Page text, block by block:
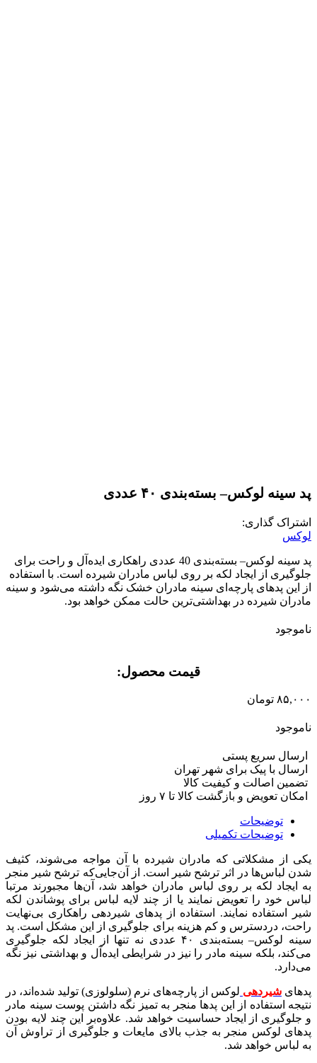
پد سینه لوکس– بسته‌بندی ۴۰ عددی
اشتراک گذاری:
لوکس
پد سینه لوکس– بسته‌بندی 40 عددی راهکاری ایده‌آل و راحت برای
جلوگیری از ایجاد لکه بر روی لباس مادران شیرده است. با استفاده
از این پدهای پارچه‌ای سینه مادران خشک نگه داشته می‌شود و سینه
مادران شیرده در بهداشتی‌ترین حالت ممکن خواهد بود.
ناموجود
قیمت محصول:​
۸۵,۰۰۰ تومان
ناموجود
ارسال سریع پستی
ارسال با پیک برای شهر تهران
تضمین اصالت و کیفیت کالا
امکان تعویض و بازگشت کالا تا ۷ روز
توضیحات
توضیحات تکمیلی
یکی از مشکلاتی که مادران شیرده با آن مواجه می‌شوند، کثیف
شدن لباس‌ها در اثر ترشح شیر است. از آن‌جایی‌که ترشح شیر منجر
به ایجاد لکه بر روی لباس مادران خواهد شد، آن‌ها مجبورند مرتبا
لباس خود را تعویض نمایند یا از چند لایه لباس برای پوشاندن لکه
شیر استفاده نمایند. استفاده از پدهای شیردهی راهکاری بی‌نهایت
راحت، دردسترس و کم هزینه برای جلوگیری از این مشکل است. پد
سینه لوکس– بسته‌بندی ۴۰ عددی نه تنها از ایجاد لکه جلوگیری
می‌کند، بلکه سینه مادر را نیز در شرایطی ایده‌آل و بهداشتی نیز نگه‌
می‌دارد.
پدهای شیردهی لوکس از پارچه‌های نرم (سلولوزی) تولید شده‌اند، در
نتیجه استفاده از این پدها منجر به تمیز نگه داشتن پوست سینه مادر
و جلوگیری از ایجاد حساسیت خواهد شد. علاوه‌بر این چند لایه بودن
پدهای لوکس منجر به جذب بالای مایعات و جلوگیری از تراوش آن
به لباس خواهد شد.